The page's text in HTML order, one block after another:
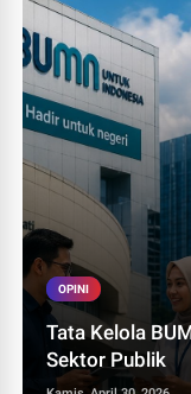
OPINI
Tata Kelola
Sektor Publik